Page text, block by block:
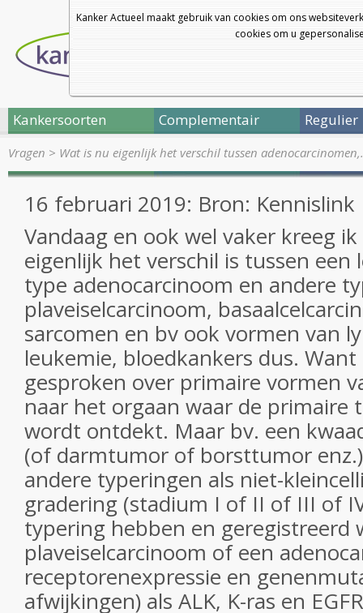
Kanker Actueel maakt gebruik van cookies om ons
cookies om u
Kankersoorten Complementair Regulier
Vragen > Wat is nu eigenlijk het verschil tussen
16 februari 2019: Bron: Kennislink
Vandaag en ook wel vaker kreeg
eigenlijk het verschil is tussen
type adenocarcinoom en andere
plaveiselcarcinoom,
sarcomen en bv ook vormen van
leukemie, bloedkankers dus.
gesproken over primaire vormen
naar het orgaan waar de primaire
wordt ontdekt. Maar bv. een
(of darmtumor of borsttumor
andere typeringen als niet-
gradering (stadium I of II of III of
typering hebben en geregistreerd
plaveiselcarcinoom of een
receptorenexpressie en
afwijkingen) als ALK, K-ras en